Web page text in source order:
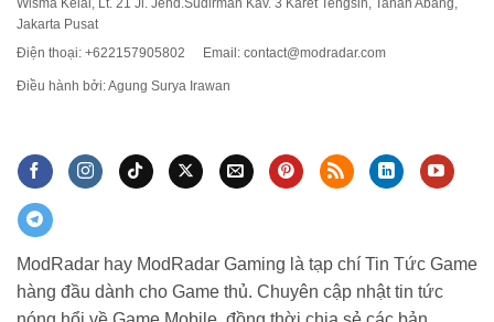
Wisma Keiai, Lt. 21 Jl. Jend.Sudirman Kav. 3 Karet Tengsin, Tanah Abang,
Jakarta Pusat
Điện thoại: +622157905802
Email: contact@modradar.com
Điều hành bởi: Agung Surya Irawan
ModRadar hay ModRadar Gaming là tạp chí Tin Tức Game
hàng đầu dành cho Game thủ. Chuyên cập nhật tin tức